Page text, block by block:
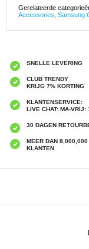
Gerelateerde
Accessories Samsung
SNELLE LEVERING
CLUB TRENDY
KRIJG 7% KORTING
KLANTENSERVICE:
LIVE CHAT: MA-
30 DAGEN
MEER DAN 8,000,000
KLANTEN